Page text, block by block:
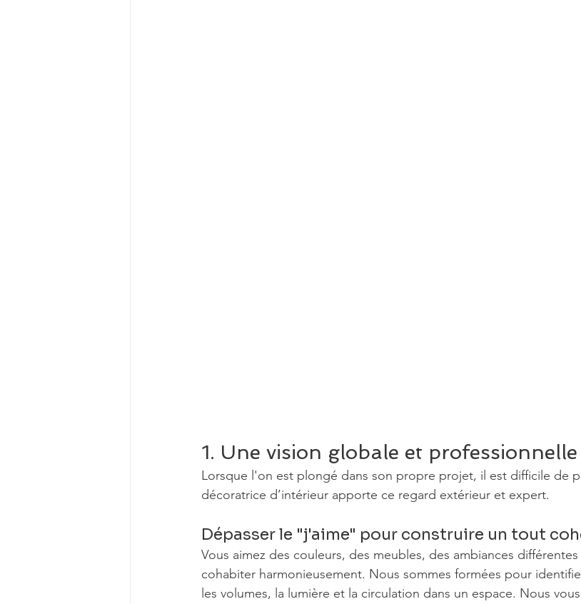
1. Une vision globale et professionnelle
Lorsque l'on est plongé dans son propre projet, il est difficile de
décoratrice d’intérieur apporte ce regard extérieur et expert.
Dépasser le "j'aime" pour construire un tout
Vous aimez des couleurs, des meubles, des ambiances
cohabiter harmonieusement. Nous sommes formées pour
les volumes, la lumière et la circulation dans un espace. Nous